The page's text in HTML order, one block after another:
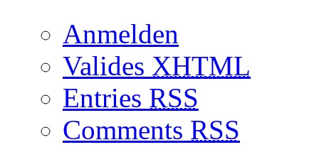
Anmelden
Valides XHTML
Entries RSS
Comments RSS